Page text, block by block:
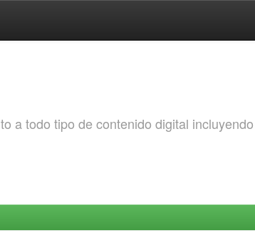
a todo tipo de contenido digital